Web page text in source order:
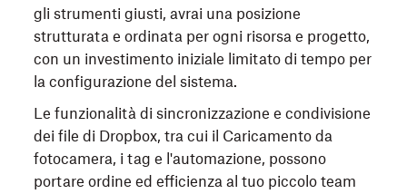
gli strumenti giusti, avrai una posizione
strutturata e ordinata per ogni risorsa e progetto,
con un investimento iniziale limitato di tempo per
la configurazione del sistema.
Le funzionalità di sincronizzazione e condivisione
dei file di Dropbox, tra cui il Caricamento da
fotocamera, i tag e l'automazione, possono
portare ordine ed efficienza al tuo piccolo team